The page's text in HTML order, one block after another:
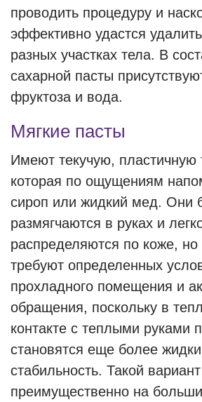
проводить процедуру и
эффективно удастся
разных участках тела. В
сахарной пасты
фруктоза и вода.
Мягкие пасты
Имеют текучую, пластичную
которая по ощущениям
сироп или жидкий мед. Они
размягчаются в руках и
распределяются по коже, но
требуют определенных
прохладного помещения и
обращения, поскольку в
контакте с теплыми руками
становятся еще более
стабильность. Такой
преимущественно на